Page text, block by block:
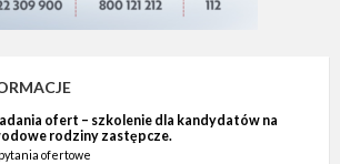
ofert – szkolenie dla kandydatów na
rodziny zastępcze.
ofertowe